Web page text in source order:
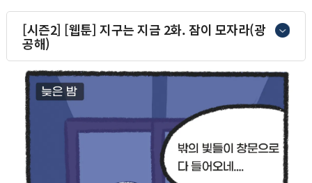
[시즌2] [웹툰] 지구는 지금 2화. 잠이 모자라(광
공해)